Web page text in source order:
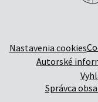
Nastavenia cookies
Autorské
Správca